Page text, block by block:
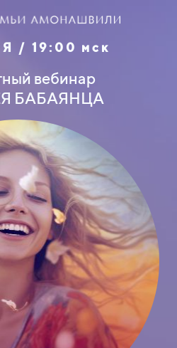
/ 19:00 мск
вебинар
БАБАЯНЦА